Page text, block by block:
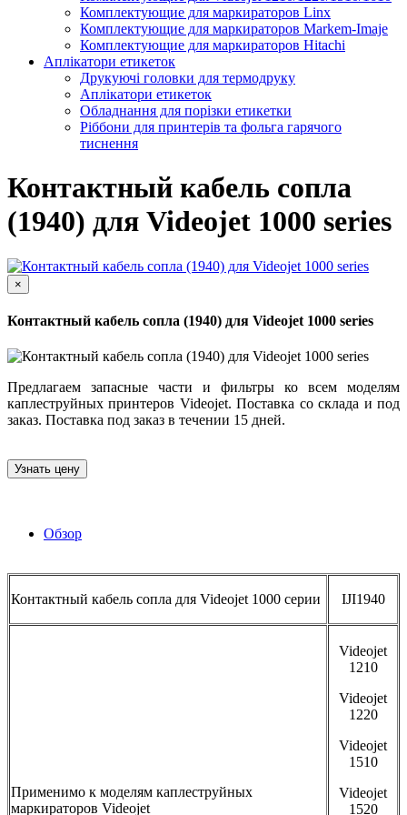
Комплектующие для маркираторов Linx
Комплектующие для маркираторов Markem-Imaje
Комплектующие для маркираторов Hitachi
Аплікатори етикеток
Друкуючі головки для термодруку
Аплікатори етикеток
Обладнання для порізки етикетки
Ріббони для принтерів та фольга гарячого
тиснення
Контактный кабель сопла
(1940) для Videojet 1000 series
×
Контактный кабель сопла (1940) для Videojet 1000 series
Предлагаем запасные части и фильтры ко всем моделям
каплеструйных принтеров Videojet. Поставка со склада и под
заказ. Поставка под заказ в течении 15 дней.
Узнать цену
Обзор
Контактный кабель сопла для Videojet 1000 серии IJI1940
Применимо к моделям каплеструйных
маркираторов Videojet
Videojet
1210
Videojet
1220
Videojet
1510
Videojet
1520